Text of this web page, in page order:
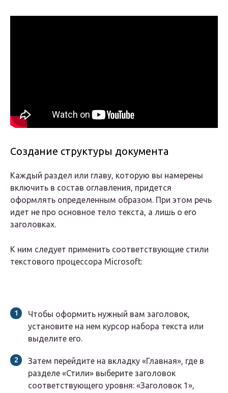
Создание структуры документа
Каждый раздел или главу, которую вы намерены
включить в состав оглавления, придется
оформлять определенным образом. При этом речь
идет не про основное тело текста, а лишь о его
заголовках.
К ним следует применить соответствующие стили
текстового процессора Microsoft:
Чтобы оформить нужный вам заголовок,
установите на нем курсор набора текста или
выделите его.
Затем перейдите на вкладку «Главная», где в
разделе «Стили» выберите заголовок
соответствующего уровня: «Заголовок 1»,